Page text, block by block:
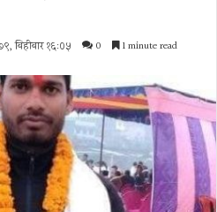
बिहीबार १६:०५ 0 1 minute read